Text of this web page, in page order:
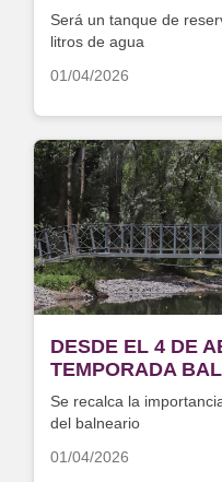
Será un tanque de
litros de agua
01/04/2026
DESDE EL 4 DE
TEMPORADA
Se recalca la
del balneario
01/04/2026